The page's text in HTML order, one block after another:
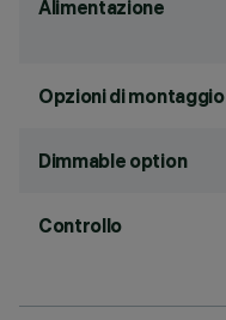
Alimentazione
Opzioni di montaggio
Dimmable option
Controllo